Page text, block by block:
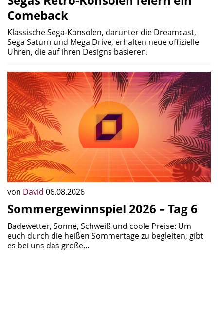
Comeback
Klassische Sega-Konsolen, darunter die Dreamcast,
Sega Saturn und Mega Drive, erhalten neue offizielle
Uhren, die auf ihren Designs basieren.
von David 06.08.2026
Sommergewinnspiel 2026 – Tag 6
Badewetter, Sonne, Schweiß und coole Preise: Um
euch durch die heißen Sommertage zu begleiten, gibt
es bei uns das große…